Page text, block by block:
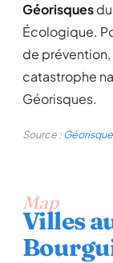
Géorisques
Écologique.
de
catastrophe
Géorisques.
Source :
Map
Villes